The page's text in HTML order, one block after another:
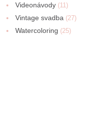
Videonávody (11)
Vintage svadba (27)
Watercoloring (25)